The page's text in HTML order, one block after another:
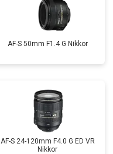
AF-S 50mm F1.4 G Nikkor
AF-S 24-120mm F4.0 G ED VR
Nikkor